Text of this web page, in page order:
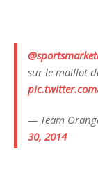
sur le maillot
— Team
30, 2014